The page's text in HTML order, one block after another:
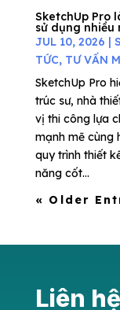
SketchUp Pro
sử dụng nhiều
JUL 10, 2026 |
TỨC, TƯ VẤN
SketchUp Pro
trúc sư, nhà
vị thi công lựa
mạnh mẽ cùng
quy trình thiết
năng cốt...
« Older
Liên